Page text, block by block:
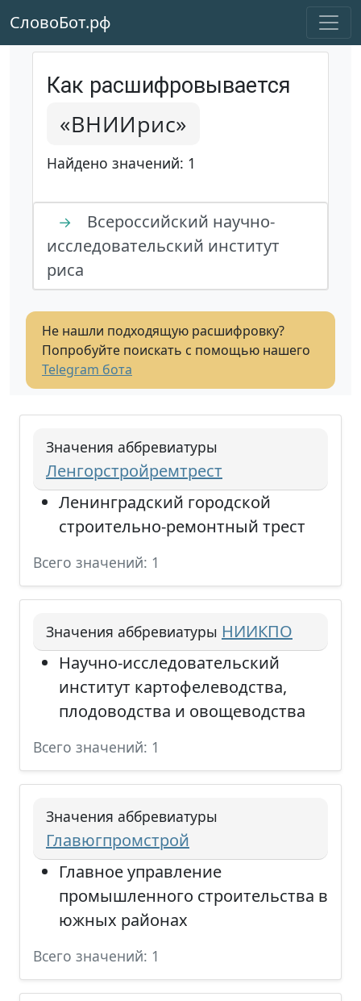
СловоБот.рф
Как расшифровывается
«ВНИИрис»
Найдено значений: 1
→
Всероссийский научно-
исследовательский институт
риса
Не нашли подходящую расшифровку?
Попробуйте поискать с помощью нашего
Telegram бота
Значения аббревиатуры
Ленгорстройремтрест
Ленинградский городской
строительно-ремонтный трест
Всего значений: 1
Значения аббревиатуры НИИКПО
Научно-исследовательский
институт картофелеводства,
плодоводства и овощеводства
Всего значений: 1
Значения аббревиатуры
Главюгпромстрой
Главное управление
промышленного строительства в
южных районах
Всего значений: 1